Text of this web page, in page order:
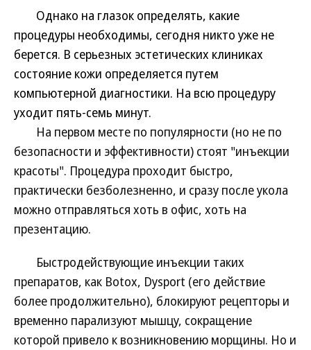
Однако на глазок определять, какие
процедуры необходимы, сегодня никто уже не
берется. В серьезных эстетических клиниках
состояние кожи определяется путем
компьютерной диагностики. На всю процедуру
уходит пять-семь минут.
На первом месте по популярности (но не по
безопасности и эффективности) стоят "инъекции
красоты". Процедура проходит быстро,
практически безболезненно, и сразу после укола
можно отправляться хоть в офис, хоть на
презентацию.
Быстродействующие инъекции таких
препаратов, как Botox, Dysport (его действие
более продолжительно), блокируют рецепторы и
временно парализуют мышцу, сокращение
которой привело к возникновению морщины. Но и